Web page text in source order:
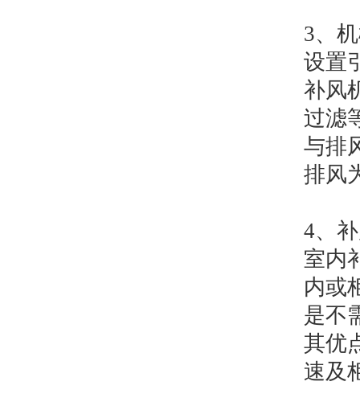
3、
设置
补风
过滤
与排
排风
4、
室内
内或
是不
其优
速及